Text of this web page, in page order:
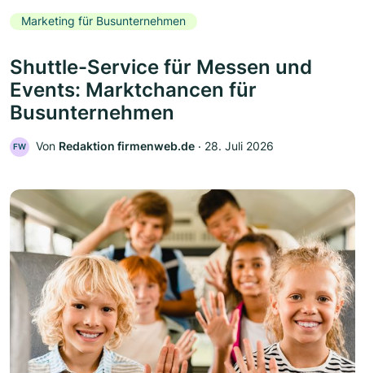
Marketing für Busunternehmen
Shuttle-Service für Messen und
Events: Marktchancen für
Busunternehmen
FW Von Redaktion firmenweb.de ‧ 28. Juli 2026